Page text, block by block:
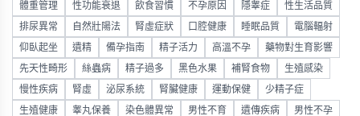
體重管理 性功能衰退 飲食習慣 不孕原因 隱睾症 性生活品質
排尿異常 自然壯陽法 腎虛症狀 口腔健康 睡眠品質 電腦輻射
仰臥起坐 遺精 備孕指南 精子活力 高溫不孕 藥物對生育影響
先天性畸形 絲蟲病 精子過多 黑色水果 補腎食物 生殖感染
慢性疾病 腎虛 泌尿系統 腎臟健康 運動保健 少精子症
生殖健康 睾丸保養 染色體異常 男性不育 遺傳疾病 男性不孕